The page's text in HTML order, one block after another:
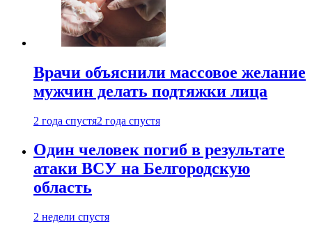
Врачи объяснили массовое желание
мужчин делать подтяжки лица
2 года спустя2 года спустя
Один человек погиб в результате
атаки ВСУ на Белгородскую
область
2 недели спустя